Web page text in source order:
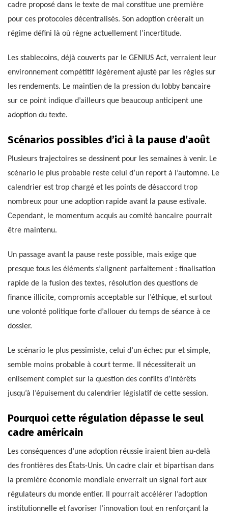
cadre proposé dans le texte de mai constitue une première
pour ces protocoles décentralisés. Son adoption créerait un
régime défini là où règne actuellement l’incertitude.
Les stablecoins, déjà couverts par le GENIUS Act, verraient leur
environnement compétitif légèrement ajusté par les règles sur
les rendements. Le maintien de la pression du lobby bancaire
sur ce point indique d’ailleurs que beaucoup anticipent une
adoption du texte.
Scénarios possibles d’ici à la pause d’août
Plusieurs trajectoires se dessinent pour les semaines à venir. Le
scénario le plus probable reste celui d’un report à l’automne. Le
calendrier est trop chargé et les points de désaccord trop
nombreux pour une adoption rapide avant la pause estivale.
Cependant, le momentum acquis au comité bancaire pourrait
être maintenu.
Un passage avant la pause reste possible, mais exige que
presque tous les éléments s’alignent parfaitement : finalisation
rapide de la fusion des textes, résolution des questions de
finance illicite, compromis acceptable sur l’éthique, et surtout
une volonté politique forte d’allouer du temps de séance à ce
dossier.
Le scénario le plus pessimiste, celui d’un échec pur et simple,
semble moins probable à court terme. Il nécessiterait un
enlisement complet sur la question des conflits d’intérêts
jusqu’à l’épuisement du calendrier législatif de cette session.
Pourquoi cette régulation dépasse le seul
cadre américain
Les conséquences d’une adoption réussie iraient bien au-delà
des frontières des États-Unis. Un cadre clair et bipartisan dans
la première économie mondiale enverrait un signal fort aux
régulateurs du monde entier. Il pourrait accélérer l’adoption
institutionnelle et favoriser l’innovation tout en renforçant la